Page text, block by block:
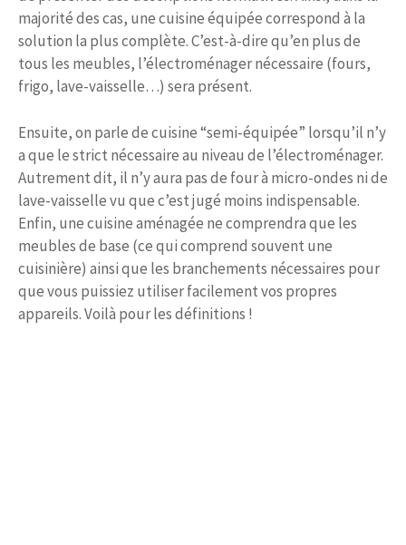
majorité des cas, une cuisine équipée correspond à la
solution la plus complète. C’est-à-dire qu’en plus de
tous les meubles, l’électroménager nécessaire (fours,
frigo, lave-vaisselle…) sera présent.
Ensuite, on parle de cuisine “semi-équipée” lorsqu’il n’y
a que le strict nécessaire au niveau de l’électroménager.
Autrement dit, il n’y aura pas de four à micro-ondes ni de
lave-vaisselle vu que c’est jugé moins indispensable.
Enfin, une cuisine aménagée ne comprendra que les
meubles de base (ce qui comprend souvent une
cuisinière) ainsi que les branchements nécessaires pour
que vous puissiez utiliser facilement vos propres
appareils. Voilà pour les définitions !